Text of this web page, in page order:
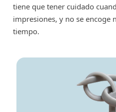
tiene que tener cuidado
impresiones, y no se encoge
tiempo.